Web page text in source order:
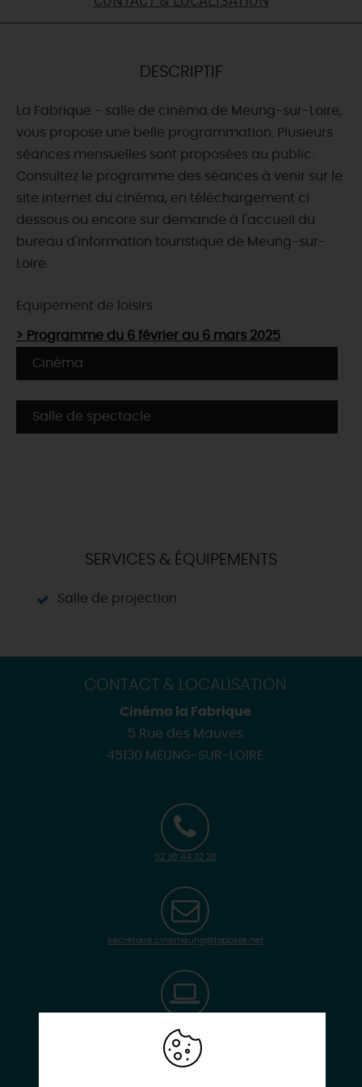
CETTE SEMAINE
TOUT L'AGENDA
DESCRIPTIF
La Fabrique - salle de cinéma de Meung-sur-Loire,
vous propose une belle programmation. Plusieurs
séances mensuelles sont proposées au public.
Consultez le programme des séances à venir sur le
site internet du cinéma, en téléchargement ci
dessous ou encore sur demande à l'accueil du
bureau d'information touristique de Meung-sur-
Loire.
Equipement de loisirs
> Programme du 6 février au 6 mars 2025
Cinéma
Salle de spectacle
SERVICES & ÉQUIPEMENTS
Salle de projection
CONTACT & LOCALISATION
Cinéma la Fabrique
5 Rue des Mauves
45130 MEUNG-SUR-LOIRE
02 38 44 32 28
secretaire.cinemeung@laposte.net